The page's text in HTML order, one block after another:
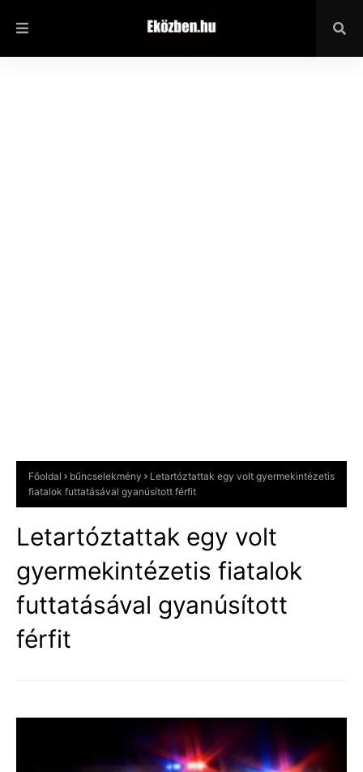
Főoldal bűncselekmény
Letartóztattak egy volt gyermekintézetis
fiatalok futtatásával gyanúsított férfit
Letartóztattak egy volt
gyermekintézetis fiatalok
futtatásával gyanúsított
férfit